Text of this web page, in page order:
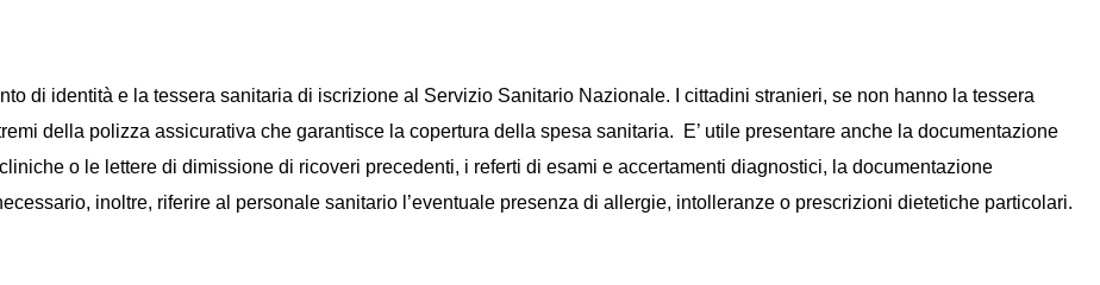
di identità e la tessera sanitaria di iscrizione al Servizio Sanitario Nazionale. I cittadini stranieri, se non hanno la tessera
della polizza assicurativa che garantisce la copertura della spesa sanitaria. E’ utile presentare anche la documentazione
o le lettere di dimissione di ricoveri precedenti, i referti di esami e accertamenti diagnostici, la documentazione
inoltre, riferire al personale sanitario l’eventuale presenza di allergie, intolleranze o prescrizioni dietetiche particolari.